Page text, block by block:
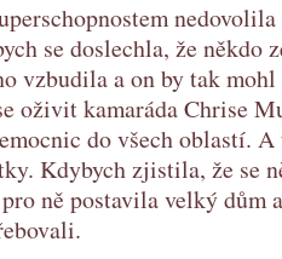
se doslechla, že někdo
vzbudila a on by tak
oživit kamaráda Chrise
do všech oblastí.
Kdybych zjistila, že se
ně postavila velký dům